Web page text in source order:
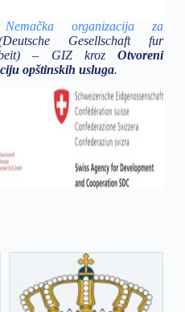
Nemačka organizacija za
Gesellschaft fur
– GIZ krozOtvoreni
opštinskih usluga.